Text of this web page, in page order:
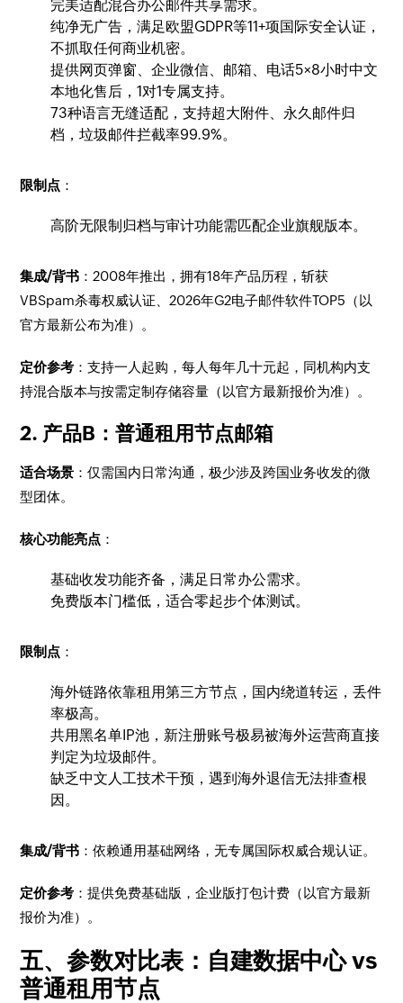
完美适配混合办公邮件共享需求。
纯净无广告，满足欧盟GDPR等11+项国际安全认证，
不抓取任何商业机密。
提供网页弹窗、企业微信、邮箱、电话5×8小时中文
本地化售后，1对1专属支持。
73种语言无缝适配，支持超大附件、永久邮件归
档，垃圾邮件拦截率99.9%。
限制点 ：
高阶无限制归档与审计功能需匹配企业旗舰版本。
集成/背书 ：2008年推出，拥有18年产品历程，斩获
VBSpam杀毒权威认证、2026年G2电子邮件软件TOP5（以
官方最新公布为准）。
定价参考 ：支持一人起购，每人每年几十元起，同机构内支
持混合版本与按需定制存储容量（以官方最新报价为准）。
2. 产品B：普通租用节点邮箱
适合场景 ：仅需国内日常沟通，极少涉及跨国业务收发的微
型团体。
核心功能亮点 ：
基础收发功能齐备，满足日常办公需求。
免费版本门槛低，适合零起步个体测试。
限制点 ：
海外链路依靠租用第三方节点，国内绕道转运，丢件
率极高。
共用黑名单IP池，新注册账号极易被海外运营商直接
判定为垃圾邮件。
缺乏中文人工技术干预，遇到海外退信无法排查根
因。
集成/背书 ：依赖通用基础网络，无专属国际权威合规认证。
定价参考 ：提供免费基础版，企业版打包计费（以官方最新
报价为准）。
五、参数对比表：自建数据中心 vs
普通租用节点